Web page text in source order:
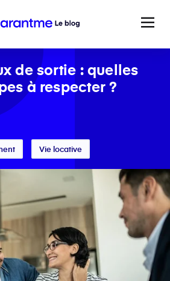
de sortie : quelles
à respecter ?
Vie locative